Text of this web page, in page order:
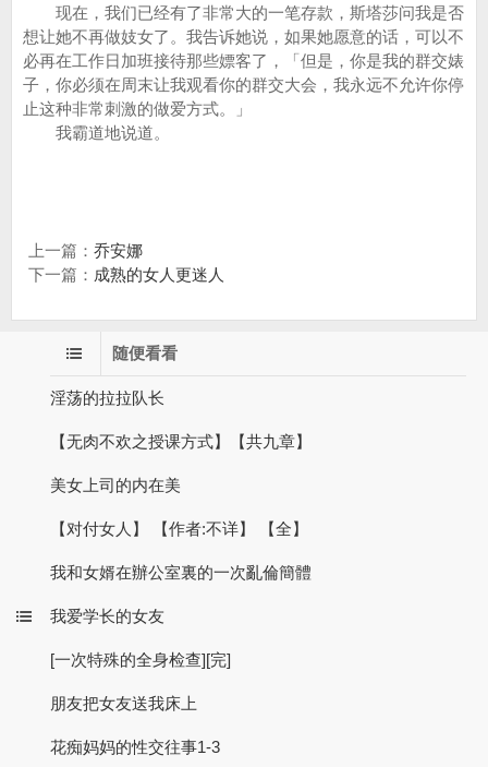
现在，我们已经有了非常大的一笔存款，斯塔莎问我是否
想让她不再做妓女了。我告诉她说，如果她愿意的话，可以不
必再在工作日加班接待那些嫖客了，「但是，你是我的群交婊
子，你必须在周末让我观看你的群交大会，我永远不允许你停
止这种非常刺激的做爱方式。」
我霸道地说道。
上一篇： 乔安娜
下一篇： 成熟的女人更迷人
随便看看
淫荡的拉拉队长
【无肉不欢之授课方式】【共九章】
美女上司的内在美
【对付女人】 【作者:不详】 【全】
我和女婿在辦公室裏的一次亂倫簡體
我爱学长的女友
[一次特殊的全身检查][完]
朋友把女友送我床上
花痴妈妈的性交往事1-3